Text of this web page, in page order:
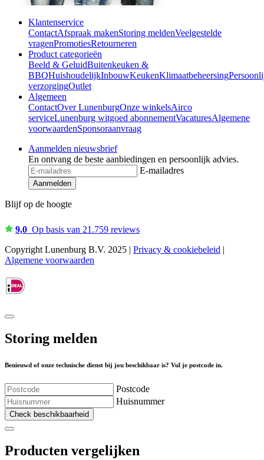
Klantenservice
ContactAfspraak makenStoring meldenVeelgestelde
vragenPromotiesRetourneren
Product categorieën
Beeld & GeluidBuitenkeuken &
BBQHuishoudelijkInbouwKeukenKlimaatbeheersing
verzorgingOutlet
Algemeen
ContactOver LunenburgOnze winkelsAirco
serviceLunenburg witgoed abonnementVacaturesAlgemene
voorwaardenSponsoraanvraag
Aanmelden nieuwsbrief
En ontvang de beste aanbiedingen en persoonlijk advies.
E-mailadres
Aanmelden
Blijf op de hoogte
9,0 Op basis van 21.759 reviews
Copyright Lunenburg B.V. 2025 | Privacy & cookiebeleid |
Algemene voorwaarden
Storing melden
Benieuwd of onze technische dienst bij jou beschikbaar is? Vul je postcode in.
Postcode
Huisnummer
Check beschikbaarheid
Producten vergelijken